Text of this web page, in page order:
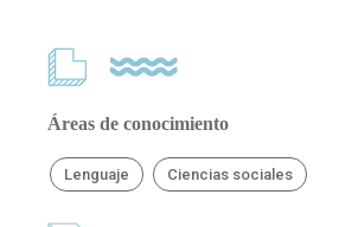
Áreas de conocimiento
Lenguaje Ciencias sociales